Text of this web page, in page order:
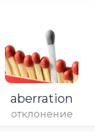
aberration
отклонение